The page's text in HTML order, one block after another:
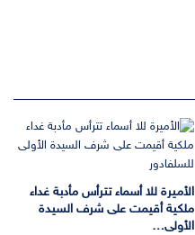
الأميرة للا أسماء تترأس مأدبة غداء
ملكية أقيمت على شرف السيدة
الأولى…